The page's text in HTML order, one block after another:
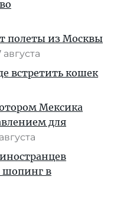
полеты из Москвы
августа
встретить кошек
Мексика
для
шопинг в